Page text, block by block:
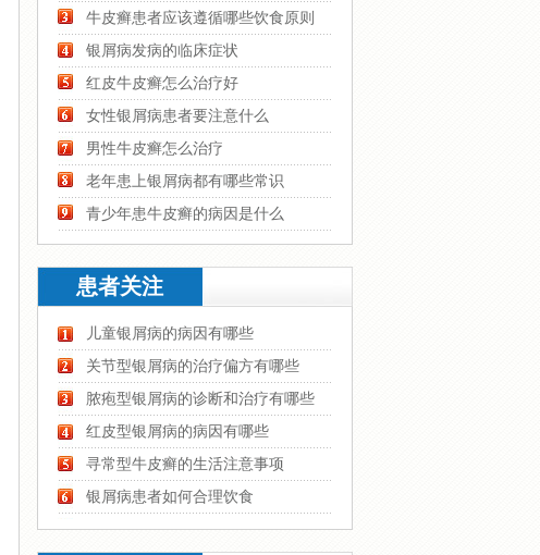
牛皮癣患者应该遵循哪些饮食原则
银屑病发病的临床症状
红皮牛皮癣怎么治疗好
女性银屑病患者要注意什么
男性牛皮癣怎么治疗
老年患上银屑病都有哪些常识
青少年患牛皮癣的病因是什么
患者关注
儿童银屑病的病因有哪些
关节型银屑病的治疗偏方有哪些
脓疱型银屑病的诊断和治疗有哪些
红皮型银屑病的病因有哪些
寻常型牛皮癣的生活注意事项
银屑病患者如何合理饮食